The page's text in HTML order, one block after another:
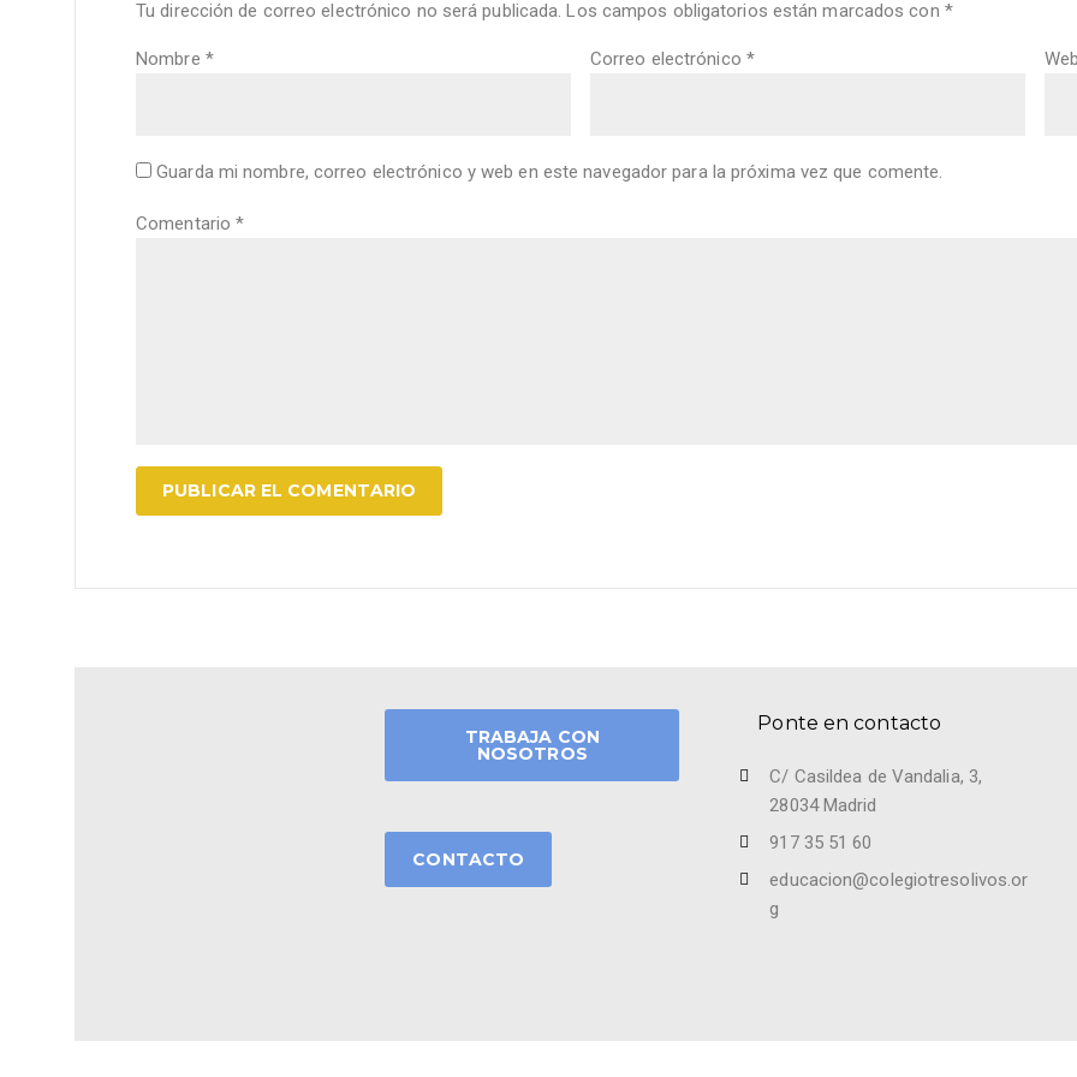
Tu dirección de correo electrónico no será publicada. Los campos obligatorios están marcados con *
Nombre * Correo electrónico *
Guarda mi nombre, correo electrónico y web en este navegador para la próxima vez que comente.
Comentario*
TRABAJA CON
NOSOTROS
CONTACTO
Ponte en contacto
C/ Casildea de Vandalia, 3,
28034 Madrid
917 35 51 60
educacion@colegiotresolivos.or
g